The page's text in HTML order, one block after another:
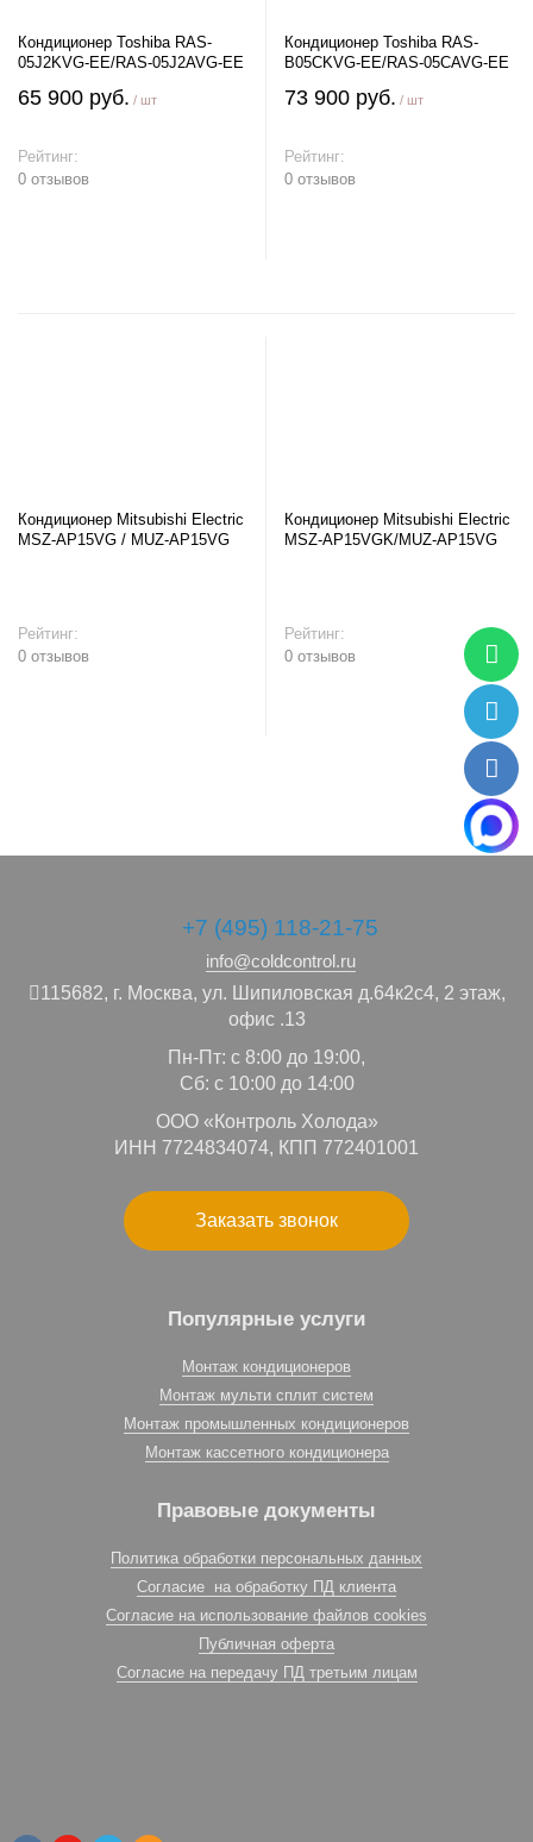
Кондиционер Toshiba RAS-
05J2KVG-EE/RAS-05J2AVG-EE
65 900 руб. / шт
Рейтинг:
0 отзывов
Кондиционер Toshiba RAS-
B05CKVG-EE/RAS-05CAVG-EE
73 900 руб. / шт
Рейтинг:
0 отзывов
Кондиционер Mitsubishi Electric
MSZ-AP15VG / MUZ-AP15VG
Рейтинг:
0 отзывов
Кондиционер Mitsubishi Electric
MSZ-AP15VGK/MUZ-AP15VG
Рейтинг:
0 отзывов
+7 (495) 118-21-75
info@coldcontrol.ru
115682, г. Москва, ул. Шипиловская д.64к2с4, 2 этаж,
офис .13
Пн-Пт: с 8:00 до 19:00,
Сб: с 10:00 до 14:00
ООО «Контроль Холода»
ИНН 7724834074, КПП 772401001
Заказать звонок
Популярные услуги
Монтаж кондиционеров
Монтаж мульти сплит систем
Монтаж промышленных кондиционеров
Монтаж кассетного кондиционера
Правовые документы
Политика обработки персональных данных
Согласие на обработку ПД клиента
Согласие на использование файлов cookies
Публичная оферта
Согласие на передачу ПД третьим лицам